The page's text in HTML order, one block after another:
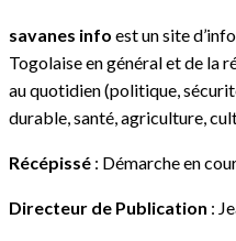
savanes info est un site
Togolaise en général et de la
au quotidien (politique,
durable, santé, agriculture,
Récépissé : Démarche en
Directeur de Publication :